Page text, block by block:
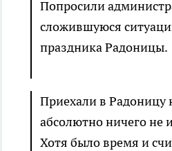
Попросили
сложившуюся
праздника Радоницы.
Приехали в Радоницу
абсолютно ничего не
Хотя было время и